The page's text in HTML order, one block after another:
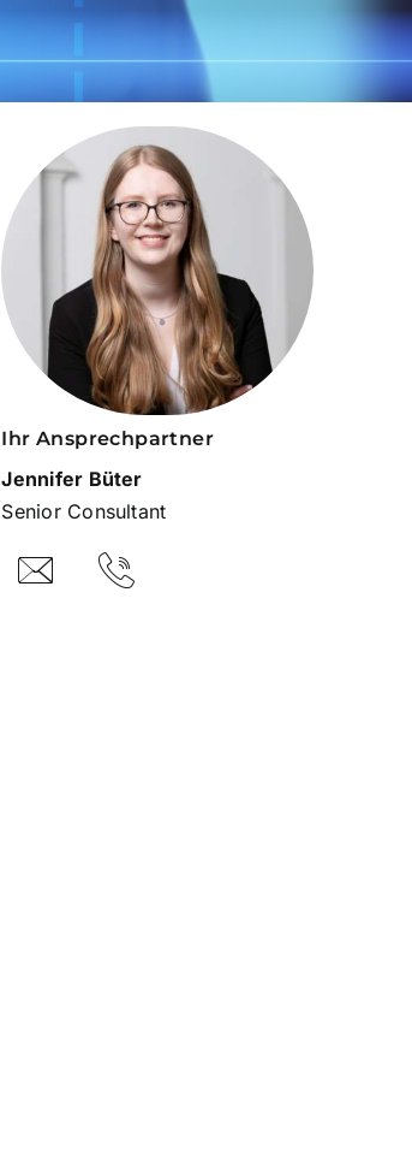
Ihr Ansprechpartner
Jennifer Büter
Senior Consultant